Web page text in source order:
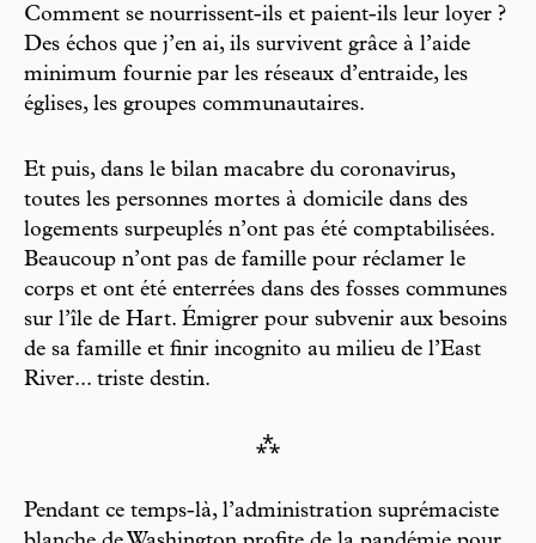
Comment se nourrissent-ils et paient-ils leur loyer ?
Des échos que j’en ai, ils survivent grâce à l’aide
minimum fournie par les réseaux d’entraide, les
églises, les groupes communautaires.
Et puis, dans le bilan macabre du coronavirus,
toutes les personnes mortes à domicile dans des
logements surpeuplés n’ont pas été comptabilisées.
Beaucoup n’ont pas de famille pour réclamer le
corps et ont été enterrées dans des fosses communes
sur l’île de Hart. Émigrer pour subvenir aux besoins
de sa famille et finir incognito au milieu de l’East
River... triste destin.
⁂
Pendant ce temps-là, l’administration suprémaciste